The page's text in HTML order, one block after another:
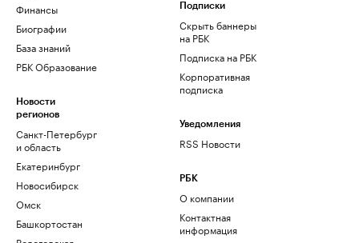
Финансы
Биографии
База знаний
РБК Образование
Новости
регионов
Санкт-Петербург
и область
Екатеринбург
Новосибирск
Омск
Башкортостан
Подписки
Скрыть баннеры
на РБК
Подписка на РБК
Корпоративная
подписка
Уведомления
RSS Новости
РБК
О компании
Контактная
информация